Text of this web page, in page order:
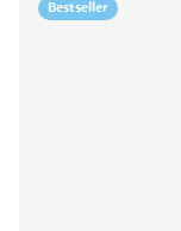
Bestseller